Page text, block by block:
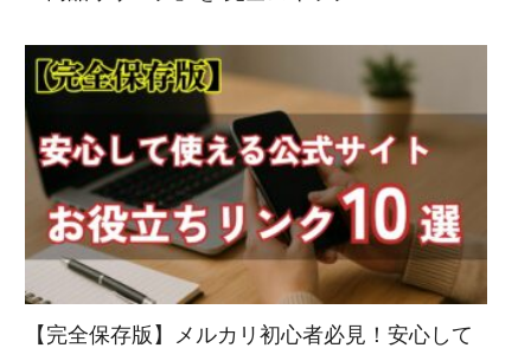
【完全保存版】メルカリ初心者必見！安心して